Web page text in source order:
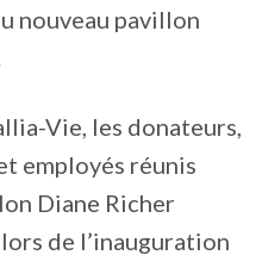
nouveau pavillon
Vie, les donateurs,
employés réunis
Diane Richer
de l’inauguration